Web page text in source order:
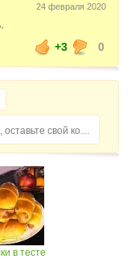
24 февраля 2020
+3
0
Домохозяйка, пожалуйста, оставьте свой комментарий...
в тесте